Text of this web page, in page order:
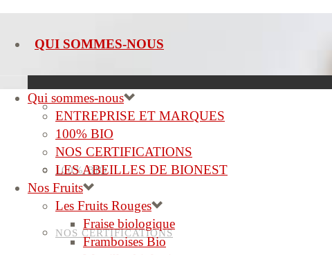
QUI SOMMES-NOUS
ENTREPRISE ET MARQUES
100% BIO
NOS CERTIFICATIONS
Qui sommes-nous
ENTREPRISE ET MARQUES
100% BIO
NOS CERTIFICATIONS
LES ABEILLES DE BIONEST
Nos Fruits
Les Fruits Rouges
Fraise biologique
Framboises Bio